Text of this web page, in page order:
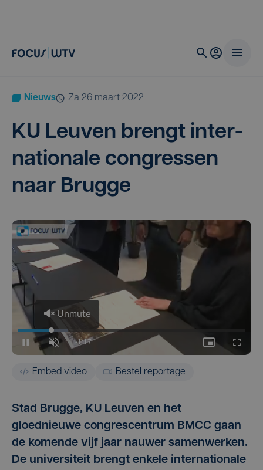
Nieuws za 26 maart 2022
KU Leu­ven brengt inter­
na­ti­o­na­le con­gres­sen
naar Brugge
Embed video Bestel reportage
Stad Brugge, KU Leuven en het
gloednieuwe congrescentrum BMCC gaan
de komende vijf jaar nauwer samenwerken.
De universiteit brengt enkele internationale